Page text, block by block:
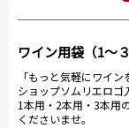
ワイン用袋（1～
「もっと気軽にワイ
ショップソムリエロゴ
1本用・2本用・3本用
くださいませ。